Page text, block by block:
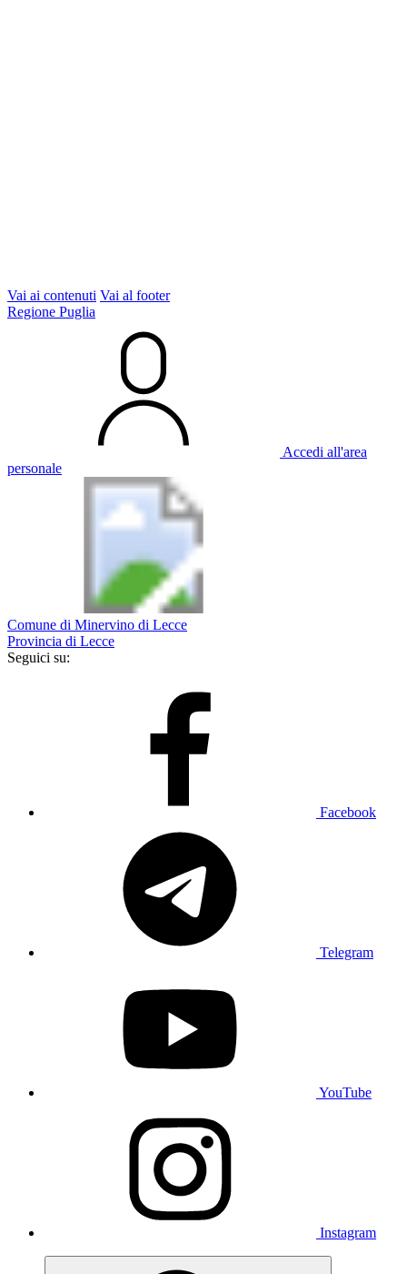
Vai ai contenuti Vai al footer
Regione Puglia
Accedi all'area
personale
Comune di Minervino di Lecce
Provincia di Lecce
Seguici su:
Facebook
Telegram
YouTube
Instagram